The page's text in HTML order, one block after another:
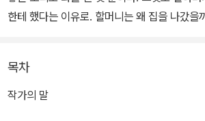
한테 했다는 이유로. 할머니는 왜 집을 나갔을
오랫동안 부모 세대가 후세대에게 말할 수 없
목차
작가의 말